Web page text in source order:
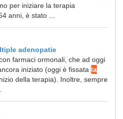
per iniziare la terapia
anni, è stato ...
adenopatie
farmaci ormonali, che ad oggi
iniziato (oggi è fissata la
della terapia). Inoltre, sempre